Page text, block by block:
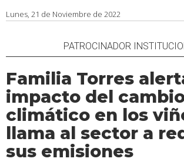
Lunes, 21 de Noviembre de 2022
PATROCINADOR
Familia Torres
impacto del
climático en los
llama al sector a
sus emisiones